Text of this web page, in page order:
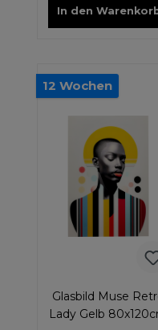
In den
12 Wochen
Glasbild Muse
Lady Gelb